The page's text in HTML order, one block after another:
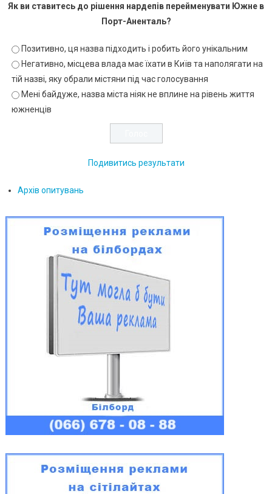
Як ви ставитесь до рішення нардепів перейменувати Южне в
Порт-Аненталь?
Позитивно, ця назва підходить і робить його унікальним
Негативно, місцева влада має їхати в Київ та наполягати на
тій назві, яку обрали містяни під час голосування
Мені байдуже, назва міста ніяк не вплине на рівень життя
южненців
Подивитись результати
Архів опитувань